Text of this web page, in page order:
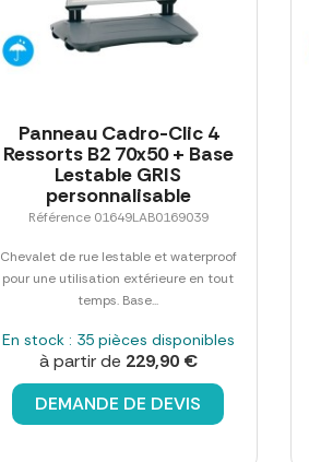
Panneau Cadro-Clic 4
Ressorts B2 70x50 + Base
Lestable GRIS
personnalisable
Référence 01649LAB0169039
Chevalet de rue lestable et waterproof
pour une utilisation extérieure en tout
temps. Base...
En stock : 35 pièces disponibles
à partir de 229,90 €
DEMANDE DE DEVIS